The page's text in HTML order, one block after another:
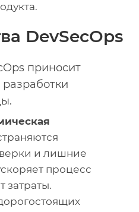
DevSecOps
приносит
и лишние
процесс
затраты.